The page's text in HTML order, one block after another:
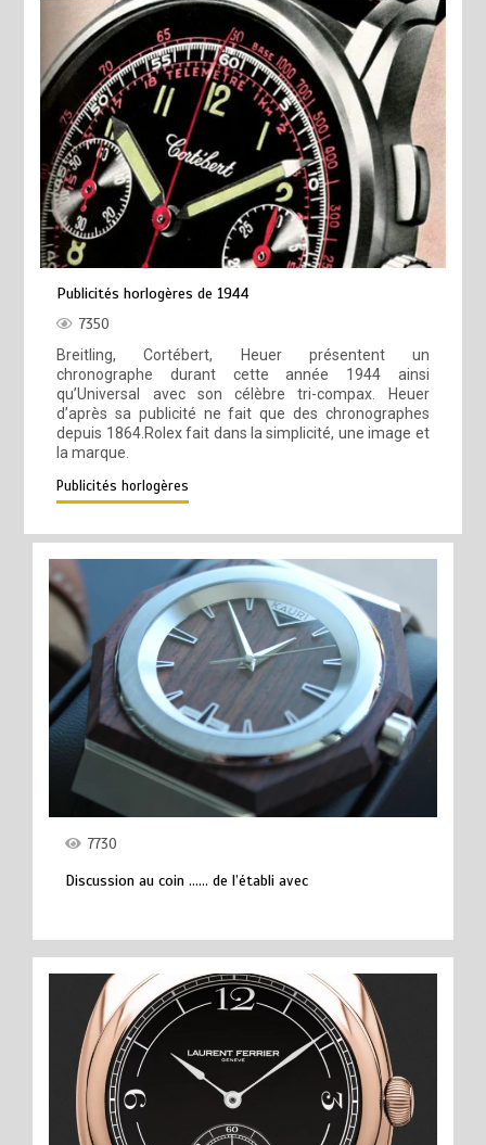
Publicités horlogères de 1944
7350
Breitling, Cortébert, Heuer présentent un
chronographe durant cette année 1944 ainsi
qu’Universal avec son célèbre tri-compax. Heuer
d’après sa publicité ne fait que des chronographes
depuis 1864.Rolex fait dans la simplicité, une image et
la marque.
Publicités horlogères
7730
Discussion au coin …… de l’établi avec